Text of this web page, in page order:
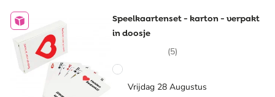
Speelkaartenset - karton - verpakt
in doosje
(5)
Vrijdag 28 Augustus